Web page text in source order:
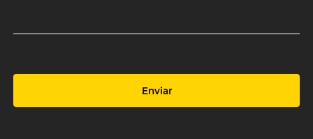
Enviar